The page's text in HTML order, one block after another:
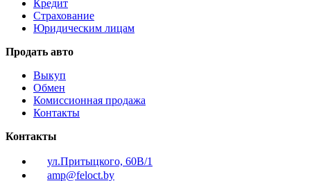
Кредит
Страхование
Юридическим лицам
Продать авто
Выкуп
Обмен
Комиссионная продажа
Контакты
Контакты
ул.Притыцкого, 60В/1
amp@feloct.by